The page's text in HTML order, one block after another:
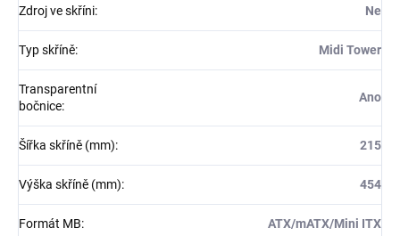
Zdroj ve skříni: Ne
Typ skříně: Midi Tower
Transparentní
bočnice:
Ano
Šířka skříně (mm): 215
Výška skříně (mm): 454
Formát MB: ATX/mATX/Mini ITX